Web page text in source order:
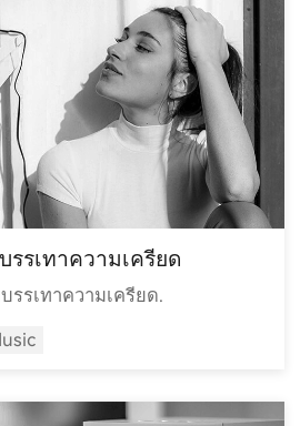
รเทาความเครียด
รรเทาความเครียด.